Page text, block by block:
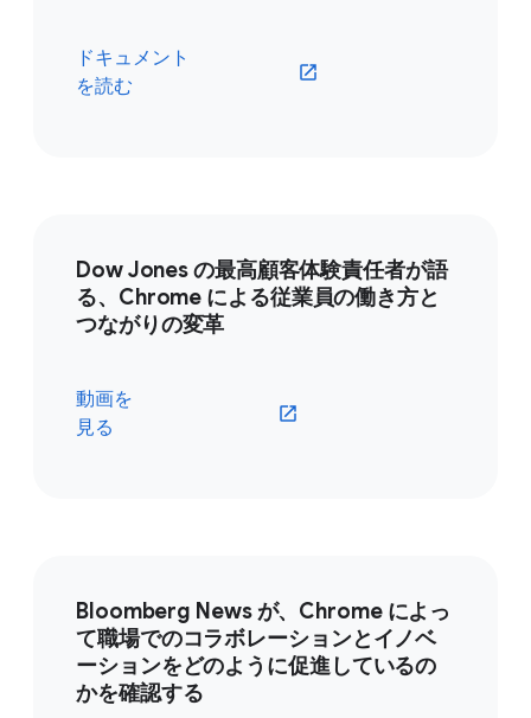
ドキュメント
を読む
Dow Jones の最高顧客体験責任者が語
る、Chrome による従業員の働き方と
つながりの変革
動画を
見る
Bloomberg News が、Chrome によっ
て職場でのコラボレーションとイノベ
ーションをどのように促進しているの
かを確認する